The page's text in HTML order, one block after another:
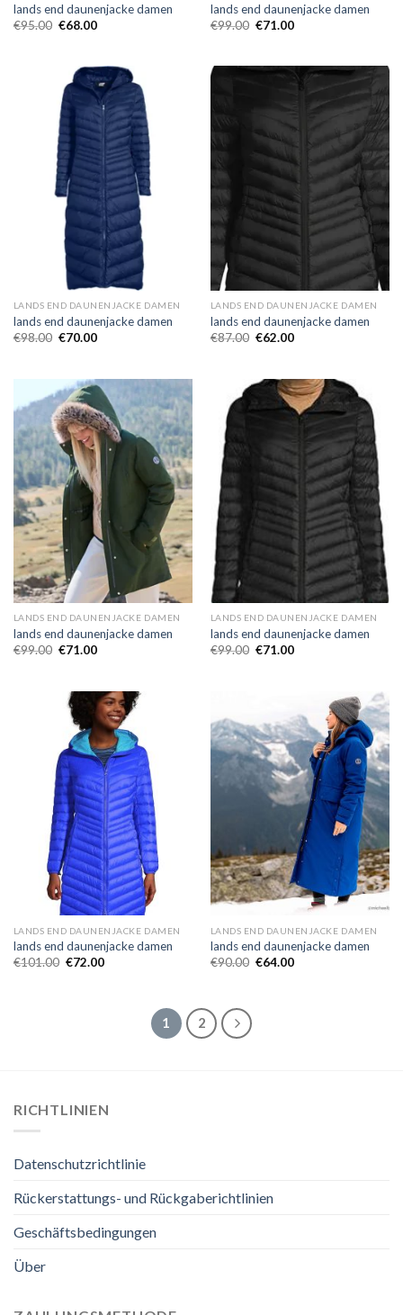
lands end daunenjacke damen
€95.00 €68.00
lands end daunenjacke damen
€99.00 €71.00
LANDS END DAUNENJACKE DAMEN
lands end daunenjacke damen
€98.00 €70.00
LANDS END DAUNENJACKE DAMEN
lands end daunenjacke damen
€87.00 €62.00
LANDS END DAUNENJACKE DAMEN
lands end daunenjacke damen
€99.00 €71.00
LANDS END DAUNENJACKE DAMEN
lands end daunenjacke damen
€99.00 €71.00
LANDS END DAUNENJACKE DAMEN
lands end daunenjacke damen
€101.00 €72.00
LANDS END DAUNENJACKE DAMEN
lands end daunenjacke damen
€90.00 €64.00
1 2
RICHTLINIEN
Datenschutzrichtlinie
Rückerstattungs- und Rückgaberichtlinien
Geschäftsbedingungen
Über